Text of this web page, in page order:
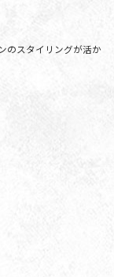
のスタイリングが活か